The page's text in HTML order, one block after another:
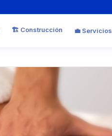
🏗️ Construcción 💼 Servicios